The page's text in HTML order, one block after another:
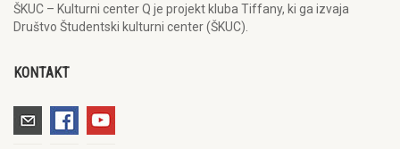
ŠKUC – Kulturni center Q je projekt kluba Tiffany, ki ga izvaja
Društvo Študentski kulturni center (ŠKUC).
KONTAKT